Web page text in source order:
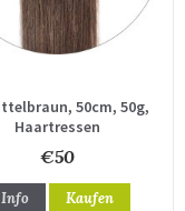
50cm, 50g,
Haartressen
€50
Info Kaufen